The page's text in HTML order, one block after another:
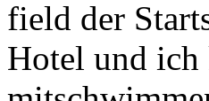
field der
Hotel und ich